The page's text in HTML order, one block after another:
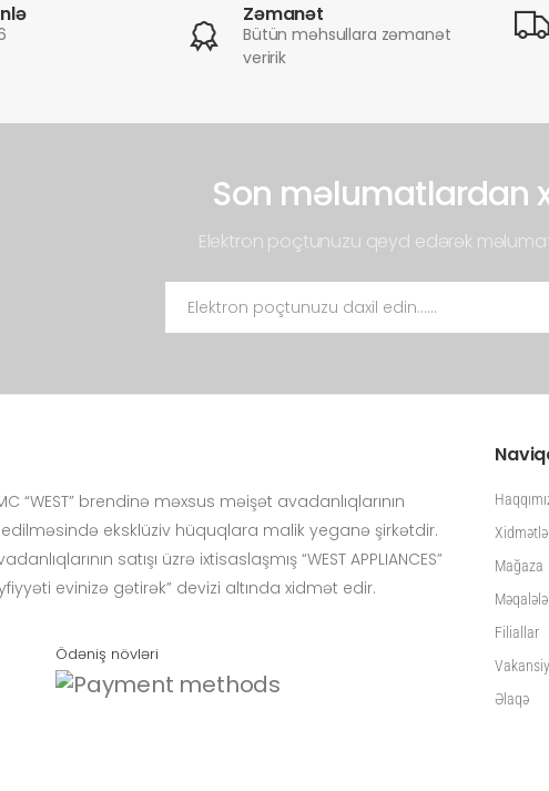
Zəmanət
Bütün məhsullara zəmanət
veririk
Son məlumatlardan
Elektron poçtunuzu qeyd edərək
“WEST” brendinə məxsus məişət avadanlıqlarının
eksklüziv hüquqlara malik yeganə şirkətdir.
satışı üzrə ixtisaslaşmış “WEST APPLIANCES”
evinizə gətirək” devizi altında xidmət edir.
Ödəniş növləri
Mağaza
Filiallar
Əlaqə